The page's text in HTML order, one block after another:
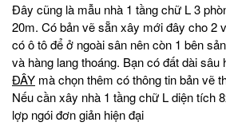
Đây cũng là mẫu nhà 1 tầng chữ L 3
20m. Có bản vẽ sẵn xây mới đây cho 2
có ô tô để ở ngoài sân nên còn 1 bên
và hàng lang thoáng. Bạn có đất dài sâu
ĐÂY mà chọn thêm có thông tin bản vẽ
Nếu cần xây nhà 1 tầng chữ L diện tích
lợp ngói đơn giản hiện đại